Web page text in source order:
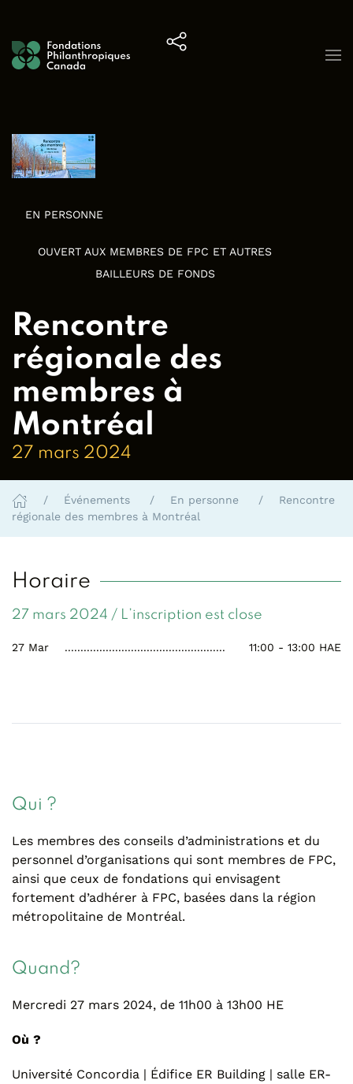
EN PERSONNE
OUVERT AUX MEMBRES DE FPC ET AUTRES
BAILLEURS DE FONDS
Rencontre
régionale des
membres à
Montréal
27 mars 2024
Événements En personne
Rencontre
régionale des membres à Montréal
Horaire
27 mars 2024 / L’inscription est close
27 Mar 11:00 - 13:00 HAE
Qui ?
Les membres des conseils d’administrations et du
personnel d’organisations qui sont membres de FPC,
ainsi que ceux de fondations qui envisagent
fortement d’adhérer à FPC, basées dans la région
métropolitaine de Montréal.
Quand?
Mercredi 27 mars 2024, de 11h00 à 13h00 HE
Où ?
Université Concordia | Édifice ER Building | salle ER-